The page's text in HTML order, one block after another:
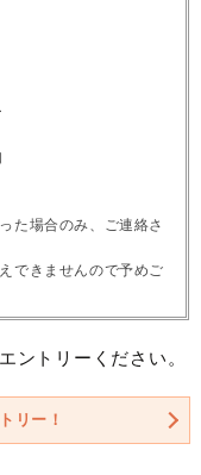
た場合のみ、ご連絡さ
できませんので予めご
ントリーください。
リー！